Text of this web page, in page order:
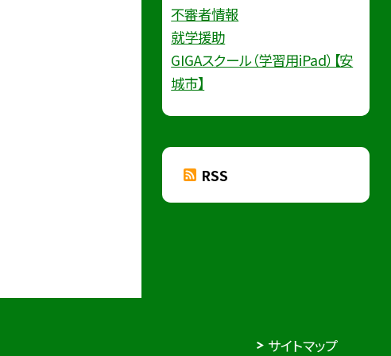
不審者情報
就学援助
GIGAスクール（学習用iPad）【安
城市】
RSS
サイトマップ